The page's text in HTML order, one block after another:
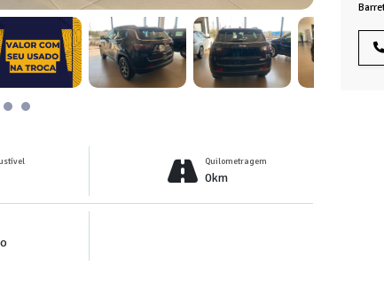
Quilometragem
0km